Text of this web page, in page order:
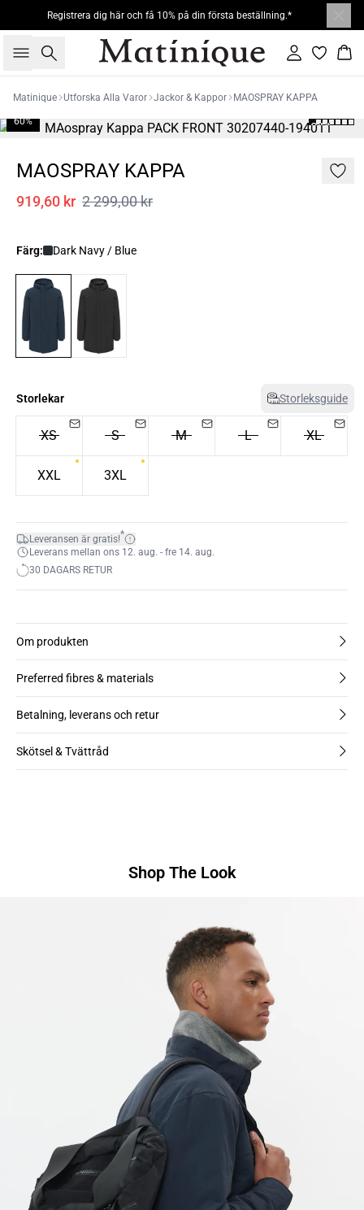
Registrera dig här och få 10% på din första beställning.*
Sök Logga in
Matinique Utforska Alla Varor Jackor & Kappor MAOSPRAY KAPPA
60%
MAOSPRAY KAPPA
919,60 kr 2 299,00 kr
Färg: Dark Navy / Blue
Storlekar Storleksguide
XS S M L XL
XXL 3XL
Leveransen är gratis!*
Leverans mellan ons 12. aug. - fre 14. aug.
30 DAGARS RETUR
Om produkten
Preferred fibres & materials
Betalning, leverans och retur
Skötsel & Tvättråd
Shop The Look